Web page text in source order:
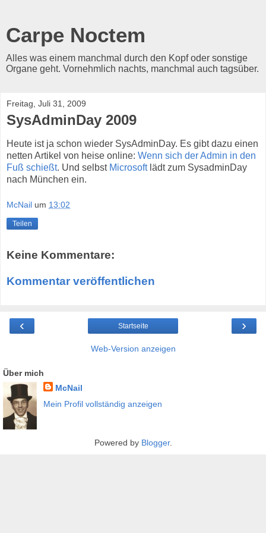
Carpe Noctem
Alles was einem manchmal durch den Kopf oder sonstige
Organe geht. Vornehmlich nachts, manchmal auch tagsüber.
Freitag, Juli 31, 2009
SysAdminDay 2009
Heute ist ja schon wieder SysAdminDay. Es gibt dazu einen
netten Artikel von heise online: Wenn sich der Admin in den
Fuß schießt. Und selbst Microsoftlädt zum SysadminDay
nach München ein.
McNail um 13:02
Teilen
Keine Kommentare:
Kommentar veröffentlichen
‹ ›
Startseite
Web-Version anzeigen
Über mich
McNail
Mein Profil vollständig anzeigen
Powered by Blogger.